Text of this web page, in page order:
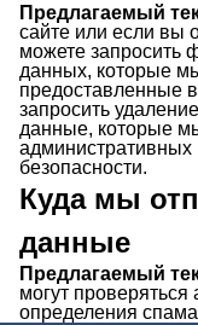
Предлагаемый
сайте или если вы
можете запросить
данных, которые
предоставленные
запросить
данные, которые
административных
безопасности.
Куда мы
данные
Предлагаемый
могут
определения